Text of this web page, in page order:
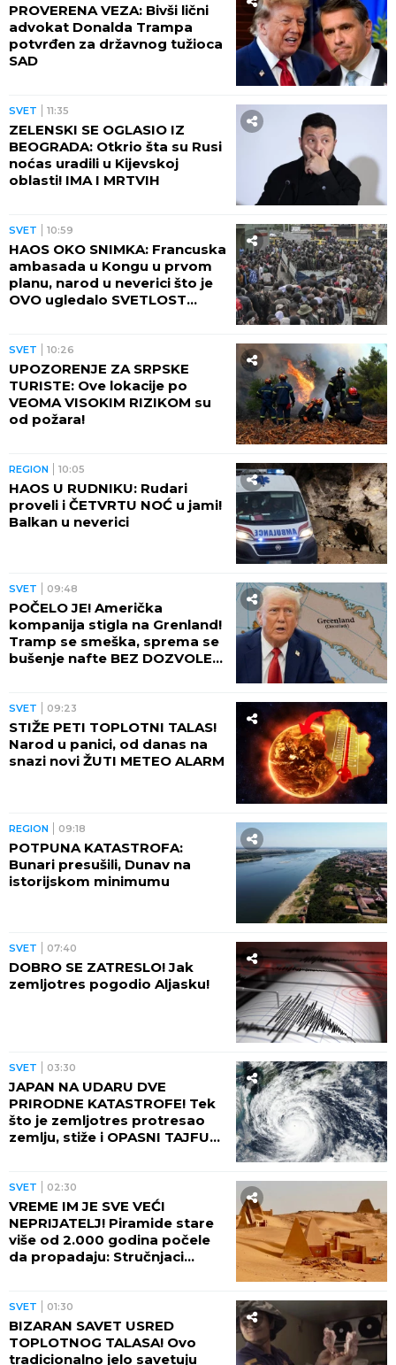
PROVERENA VEZA: Bivši lični
advokat Donalda Trampa
potvrđen za državnog tužioca
SAD
SVET 11:35
ZELENSKI SE OGLASIO IZ
BEOGRADA: Otkrio šta su Rusi
noćas uradili u Kijevskoj
oblasti! IMA I MRTVIH
SVET 10:59
HAOS OKO SNIMKA: Francuska
ambasada u Kongu u prvom
planu, narod u neverici što je
OVO ugledalo SVETLOST
SVET 10:26
UPOZORENJE ZA SRPSKE
TURISTE: Ove lokacije po
VEOMA VISOKIM RIZIKOM su
od požara!
REGION 10:05
HAOS U RUDNIKU: Rudari
proveli i ČETVRTU NOĆ u jami!
Balkan u neverici
SVET 09:48
POČELO JE! Američka
kompanija stigla na Grenland!
Tramp se smeška, sprema se
bušenje nafte BEZ DOZVOLE
SVET 09:23
STIŽE PETI TOPLOTNI TALAS!
Narod u panici, od danas na
snazi novi ŽUTI METEO ALARM
REGION 09:18
POTPUNA KATASTROFA:
Bunari presušili, Dunav na
istorijskom minimumu
SVET 07:40
DOBRO SE ZATRESLO! Jak
zemljotres pogodio Aljasku!
SVET 03:30
JAPAN NA UDARU DVE
PRIRODNE KATASTROFE! Tek
što je zemljotres protresao
zemlju, stiže i OPASNI TAJFUN:
SVET 02:30
VREME IM JE SVE VEĆI
NEPRIJATELJ! Piramide stare
više od 2.000 godina počele
da propadaju: Stručnjaci
SVET 01:30
BIZARAN SAVET USRED
TOPLOTNOG TALASA! Ovo
tradicionalno jelo savetuju